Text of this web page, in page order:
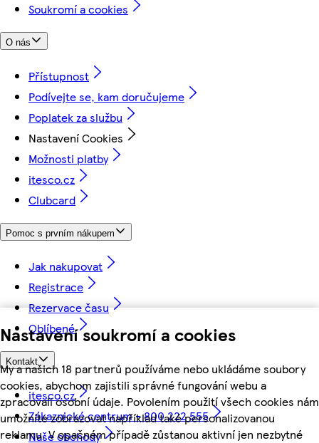
Nastavení soukromí a cookies
My a našich 18 partnerů používáme nebo ukládáme soubory
cookies, abychom zajistili správné fungování webu a
zpracovali osobní údaje. Povolením použití všech cookies nám
umožníte zobrazovat například také personalizovanou
reklamu. V opačném případě zůstanou aktivní jen nezbytné
Soukromí a cookies
O nás
Přístupnost
Podívejte se, kam doručujeme
Poplatek za službu
Nastavení Cookies
Možnosti platby
itesco.cz
Clubcard
Pomoc s prvním nákupem
Jak nakupovat
Registrace
Rezervace času
Oblíbené
Kontakt
itesco.cz
Zákaznické centrum - 800 222 555
Naše obchody